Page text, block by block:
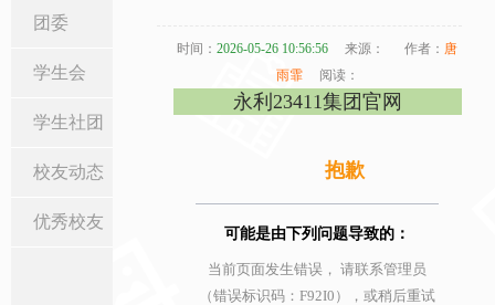
团委
学生会
学生社团
校友动态
优秀校友
时间：2026-05-26 10:56:56 来源： 作者： 唐
雨霏
阅读：
永利23411集团官网
抱歉
可能是由下列问题导致的：
当前页面发生错误， 请联系管理员
（错误标识码：F92I0），或稍后重试